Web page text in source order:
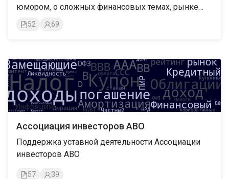
юмором, о сложных финансовых темах, рынке
акций, облигаций, портфельных инвестиций,
инфоцыган и околорыночной движухи.
52 69
Ассоциация инвесторов АВО
Поддержка уставной деятельности Ассоциации
инвесторов АВО
57 39